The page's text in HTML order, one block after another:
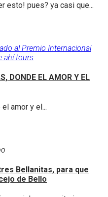
esto! pues? ya casi que...
al Premio Internacional
ahí tours
DONDE EL AMOR Y EL
amor y el...
Bellanitas, para que
de Bello